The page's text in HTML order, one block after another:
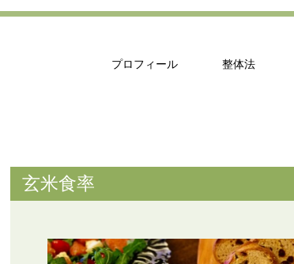
プロフィール 整体法
玄米食率